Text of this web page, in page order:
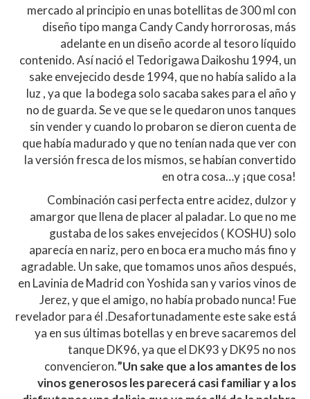
mercado al principio en unas botellitas de 300 ml con
diseño tipo manga Candy Candy horrorosas, más
adelante en un diseño acorde al tesoro líquido
contenido. Así nació el Tedorigawa Daikoshu 1994, un
sake envejecido desde 1994, que no había salido a la
luz , ya que la bodega solo sacaba sakes para el año y
no de guarda. Se ve que se le quedaron unos tanques
sin vender y cuando lo probaron se dieron cuenta de
que había madurado y que no tenían nada que ver con
la versión fresca de los mismos, se habían convertido
en otra cosa…y ¡que cosa!
Combinación casi perfecta entre acidez, dulzor y
amargor que llena de placer al paladar. Lo que no me
gustaba de los sakes envejecidos ( KOSHU) solo
aparecía en nariz, pero en boca era mucho más fino y
agradable. Un sake, que tomamos unos años después,
en Lavinia de Madrid con Yoshida san y varios vinos de
Jerez, y que el amigo, no había probado nunca! Fue
revelador para él .Desafortunadamente este sake está
ya en sus últimas botellas y en breve sacaremos del
tanque DK96, ya que el DK93 y DK95 no nos
convencieron.”Un sake que a los amantes de los
vinos generosos les parecerá casi familiar y a los